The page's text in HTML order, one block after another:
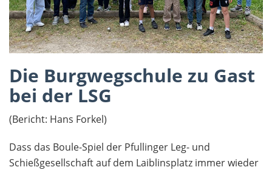
Die Burgwegschule zu Gast
bei der LSG
(Bericht: Hans Forkel)
Dass das Boule-Spiel der Pfullinger Leg- und
Schießgesellschaft auf dem Laiblinsplatz immer wieder